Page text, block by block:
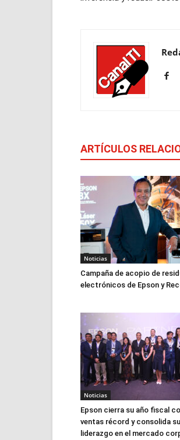
ARTÍCULOS
Noticias
Campaña de acopio de
electrónicos de Epson y
Noticias
Epson cierra su año fiscal
ventas récord y consolida su
liderazgo en el mercado